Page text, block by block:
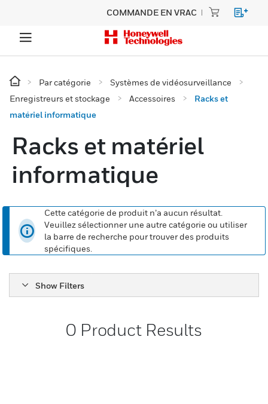
COMMANDE EN VRAC
Par catégorie
Systèmes de vidéosurveillance
Enregistreurs et stockage
Accessoires
Racks et
matériel informatique
Racks et matériel
informatique
Cette catégorie de produit n’a aucun résultat.
Veuillez sélectionner une autre catégorie ou utiliser
la barre de recherche pour trouver des produits
spécifiques.
Show Filters
0 Product Results